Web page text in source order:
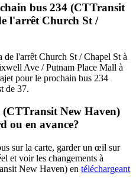
bus 234 (CTTransit
l'arrêt Church St /
l'arrêt Church St / Chapel St à
Ave / Putnam Place Mall à
pour le prochain bus 234
de 37.
(CTTransit New Haven)
ou en avance?
sur la carte, garder un œil sur
et voir les changements à
New Haven) en téléchargeant